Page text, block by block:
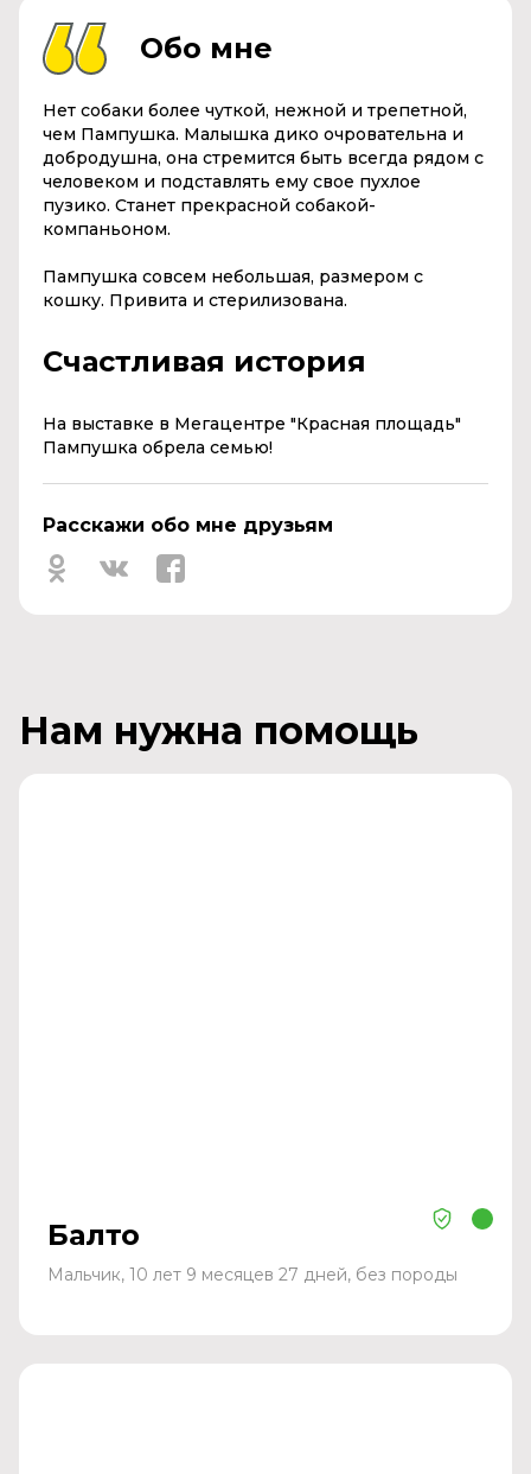
Обо мне
Нет собаки более чуткой, нежной и трепетной,
чем Пампушка. Малышка дико очровательна и
добродушна, она стремится быть всегда рядом с
человеком и подставлять ему свое пухлое
пузико. Станет прекрасной собакой-
компаньоном.
Пампушка совсем небольшая, размером с
кошку. Привита и стерилизована.
Счастливая история
На выставке в Мегацентре "Красная площадь"
Пампушка обрела семью!
Расскажи обо мне друзьям
Нам нужна помощь
Балто
Мальчик, 10 лет 9 месяцев 27 дней, без породы